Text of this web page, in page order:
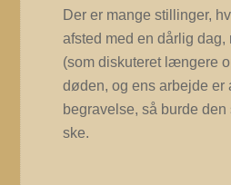
Der er mange stillinger,
afsted med en dårlig dag,
(som diskuteret længere
døden, og ens arbejde er
begravelse, så burde
ske.